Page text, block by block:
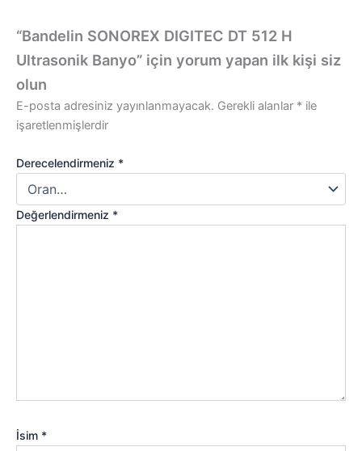
“Bandelin SONOREX DIGITEC DT 512 H
Ultrasonik Banyo” için yorum yapan ilk kişi siz
olun
E-posta adresiniz yayınlanmayacak. Gerekli alanlar * ile
işaretlenmişlerdir
Derecelendirmeniz *
Değerlendirmeniz *
İsim *